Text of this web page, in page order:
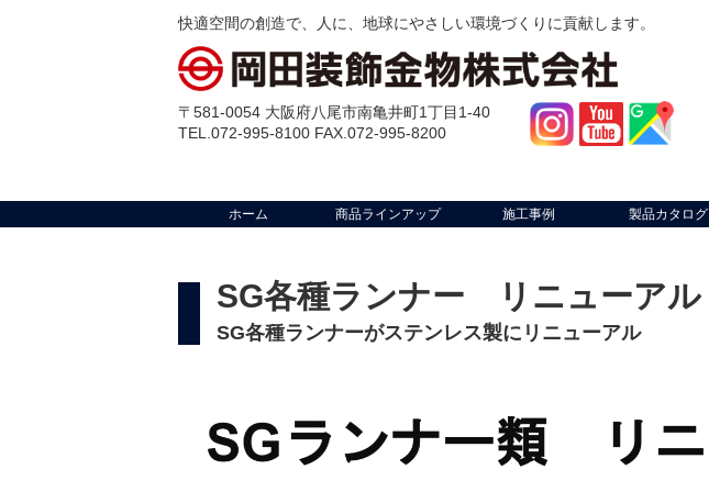
快適空間の創造で、人に、地球にやさしい環境づくりに貢献します。
〒581-0054 大阪府八尾市南亀井町1丁目1-40
TEL.072-995-8100 FAX.072-995-8200
ホーム 商品ラインアップ 施工事例 製品カタログ
SG各種ランナー リニューアル
SG各種ランナーがステンレス製にリニューアル